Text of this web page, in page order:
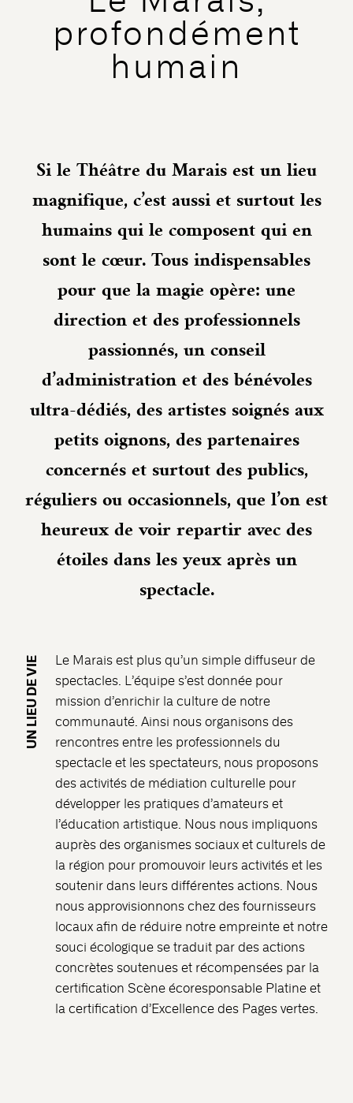
profondément
humain
Si le Théâtre du Marais est un lieu
magnifique, c’est aussi et surtout les
humains qui le composent qui en
sont le cœur. Tous indispensables
pour que la magie opère: une
direction et des professionnels
passionnés, un conseil
d’administration et des bénévoles
ultra-dédiés, des artistes soignés aux
petits oignons, des partenaires
concernés et surtout des publics,
réguliers ou occasionnels, que l’on est
heureux de voir repartir avec des
étoiles dans les yeux après un
spectacle.
UN LIEU DE VIE
Le Marais est plus qu’un simple diffuseur de
spectacles. L’équipe s’est donnée pour
mission d’enrichir la culture de notre
communauté. Ainsi nous organisons des
rencontres entre les professionnels du
spectacle et les spectateurs, nous proposons
des activités de médiation culturelle pour
développer les pratiques d’amateurs et
l’éducation artistique. Nous nous impliquons
auprès des organismes sociaux et culturels de
la région pour promouvoir leurs activités et les
soutenir dans leurs différentes actions. Nous
nous approvisionnons chez des fournisseurs
locaux afin de réduire notre empreinte et notre
souci écologique se traduit par des actions
concrètes soutenues et récompensées par la
certification Scène écoresponsable Platine et
la certification d’Excellence des Pages vertes.